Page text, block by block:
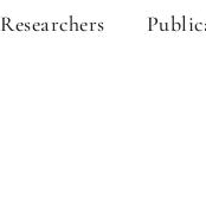
Researchers